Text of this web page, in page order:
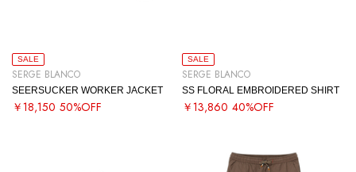
SALE
SERGE BLANCO
SEERSUCKER WORKER JACKET
￥18,150 50%OFF
SALE
SERGE BLANCO
SS FLORAL EMBROIDERED SHIRT
￥13,860 40%OFF